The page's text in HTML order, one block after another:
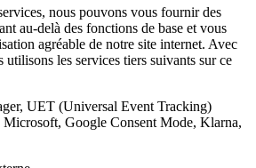
nous pouvons vous fournir des
au-delà des fonctions de base et vous
agréable de notre site internet. Avec
utilisons les services tiers suivants sur ce
UET (Universal Event Tracking)
Microsoft, Google Consent Mode, Klarna,